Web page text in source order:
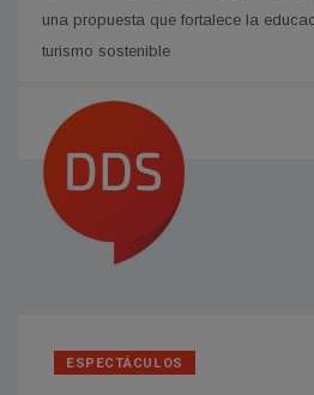
una propuesta que fortalece la
turismo sostenible
ESPECTÁCULOS